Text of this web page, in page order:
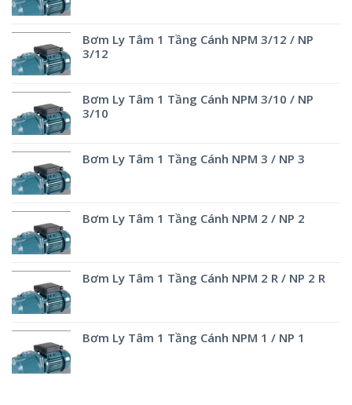
Bơm Ly Tâm 1 Tầng Cánh NPM 3/12 / NP
3/12
Bơm Ly Tâm 1 Tầng Cánh NPM 3/10 / NP
3/10
Bơm Ly Tâm 1 Tầng Cánh NPM 3 / NP 3
Bơm Ly Tâm 1 Tầng Cánh NPM 2 / NP 2
Bơm Ly Tâm 1 Tầng Cánh NPM 2 R / NP 2 R
Bơm Ly Tâm 1 Tầng Cánh NPM 1 / NP 1